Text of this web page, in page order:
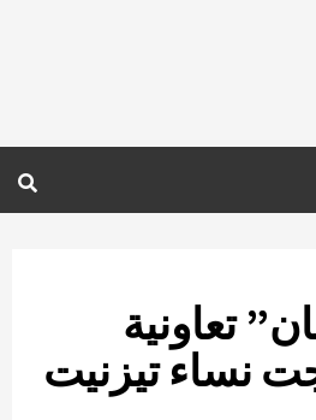
تعاونية
نساء تيزنيت